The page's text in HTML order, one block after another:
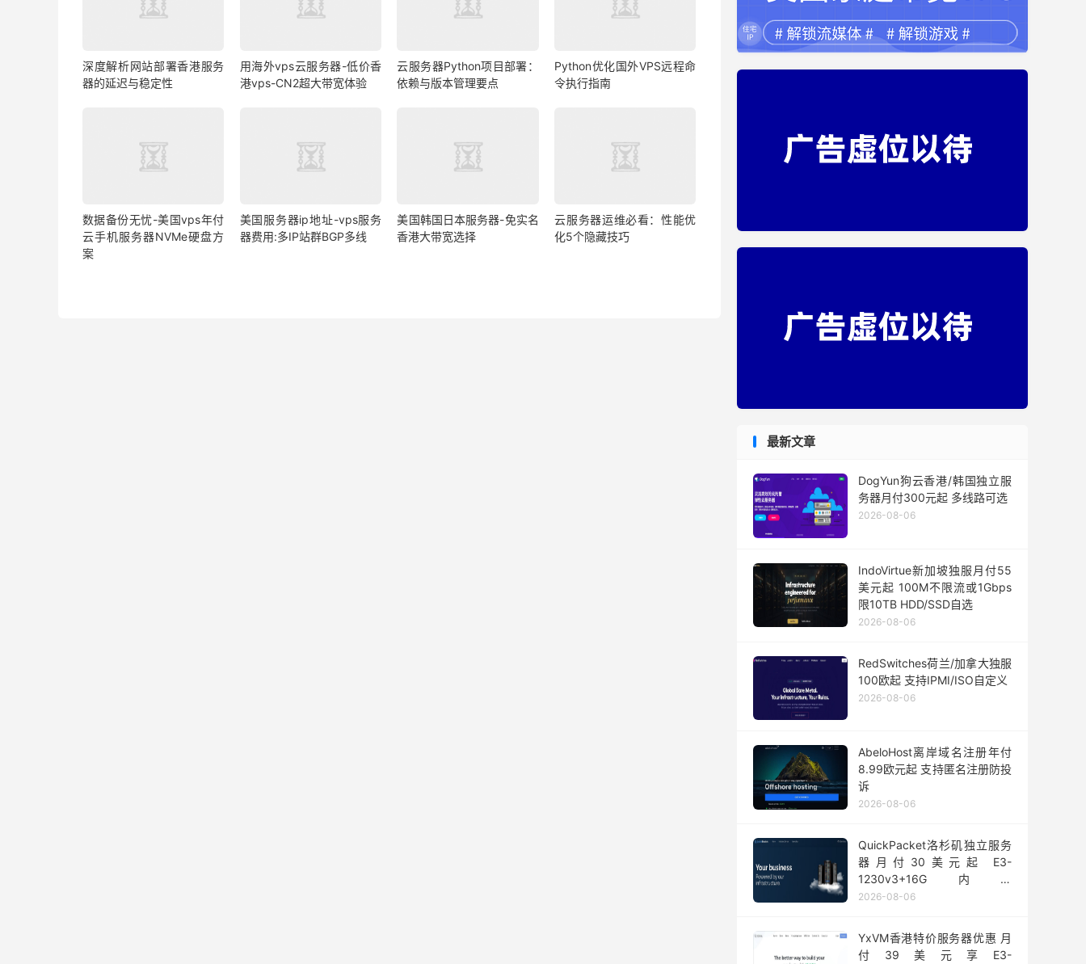
深度解析网站部署香港服务
器的延迟与稳定性
用海外vps云服务器-低价香
港vps-CN2超大带宽体验
云服务器Python项目部署：
依赖与版本管理要点
Python优化国外VPS远程命
令执行指南
数据备份无忧-美国vps年付
云手机服务器NVMe硬盘方
案
美国服务器ip地址-vps服务
器费用:多IP站群BGP多线
美国韩国日本服务器-免实名
香港大带宽选择
云服务器运维必看：性能优
化5个隐藏技巧
最新文章
DogYun狗云香港/韩国独立服
务器月付300元起 多线路可选
2026-08-06
IndoVirtue新加坡独服月付55
美元起 100M不限流或1Gbps
限10TB HDD/SSD自选
2026-08-06
RedSwitches荷兰/加拿大独服
100欧起 支持IPMI/ISO自定义
2026-08-06
AbeloHost离岸域名注册年付
8.99欧元起 支持匿名注册防投
诉
2026-08-06
QuickPacket洛杉矶独立服务
器月付30美元起 E3-
1230v3+16G内存
1Gbps@50TB大流量
2026-08-06
YxVM香港特价服务器优惠 月
付39美元享E3-